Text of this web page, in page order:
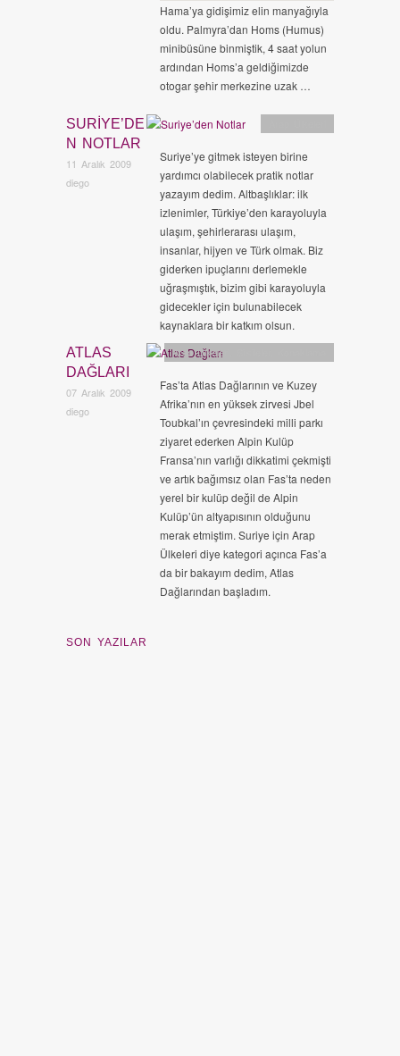
Hama’ya gidişimiz elin manyağıyla
oldu. Palmyra’dan Homs (Humus)
minibüsüne binmiştik, 4 saat yolun
ardından Homs’a geldiğimizde
otogar şehir merkezine uzak …
SURIYE’DE
N NOTLAR
11 Aralık 2009
diego
Suriye’ye gitmek isteyen birine
yardımcı olabilecek pratik notlar
yazayım dedim. Altbaşlıklar: ilk
izlenimler, Türkiye’den karayoluyla
ulaşım, şehirlerarası ulaşım,
insanlar, hijyen ve Türk olmak. Biz
giderken ipuçlarını derlemekle
uğraşmıştık, bizim gibi karayoluyla
gidecekler için bulunabilecek
kaynaklara bir katkım olsun.
ATLAS
DAĞLARI
07 Aralık 2009
diego
Arap Ülkeleri
Fas’ta Atlas Dağlarının ve Kuzey
Afrika’nın en yüksek zirvesi Jbel
Toubkal’ın çevresindeki milli parkı
ziyaret ederken Alpin Kulüp
Fransa’nın varlığı dikkatimi çekmişti
ve artık bağımsız olan Fas’ta neden
yerel bir kulüp değil de Alpin
Kulüp’ün altyapısının olduğunu
merak etmiştim. Suriye için Arap
Ülkeleri diye kategori açınca Fas’a
da bir bakayım dedim, Atlas
Dağlarından başladım.
SON YAZILAR